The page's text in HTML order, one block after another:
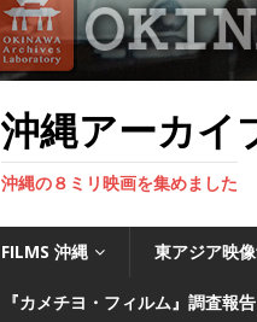
沖縄アーカイ
沖縄の８ミリ映画を集めました
FILMS 沖縄 東アジア映
『カメチヨ・フィルム』調査報告